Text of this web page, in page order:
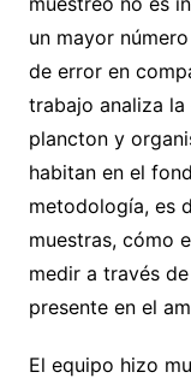
un mayor
de error en
trabajo analiza
plancton y
habitan en el
metodología, es
muestras, cómo
medir a través
presente en el
El equipo hizo